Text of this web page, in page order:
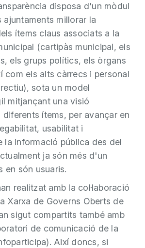
disposa d'un mòdul
ajuntaments millorar la
ítems claus associats a la
(cartipàs municipal, els
els grups polítics, els òrgans
com els alts càrrecs i personal
sota un model
mitjançant una visió
ítems, per avançar en
usabilitat i
la informació pública des del
ja són més d'un
en són usuaris.
realitzat amb la col·laboració
Xarxa de Governs Oberts de
sigut compartits també amb
de comunicació de la
Així doncs, si